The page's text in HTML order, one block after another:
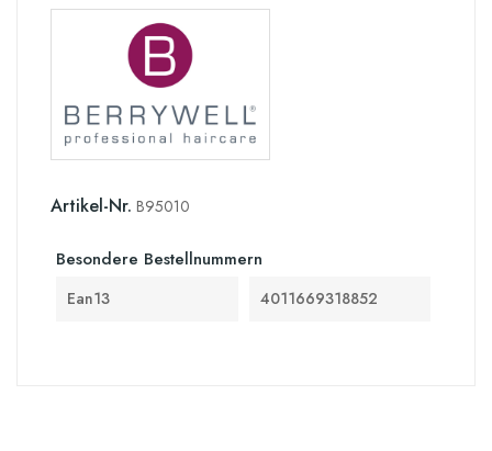
Artikel-Nr. B95010
Besondere Bestellnummern
Ean13 4011669318852